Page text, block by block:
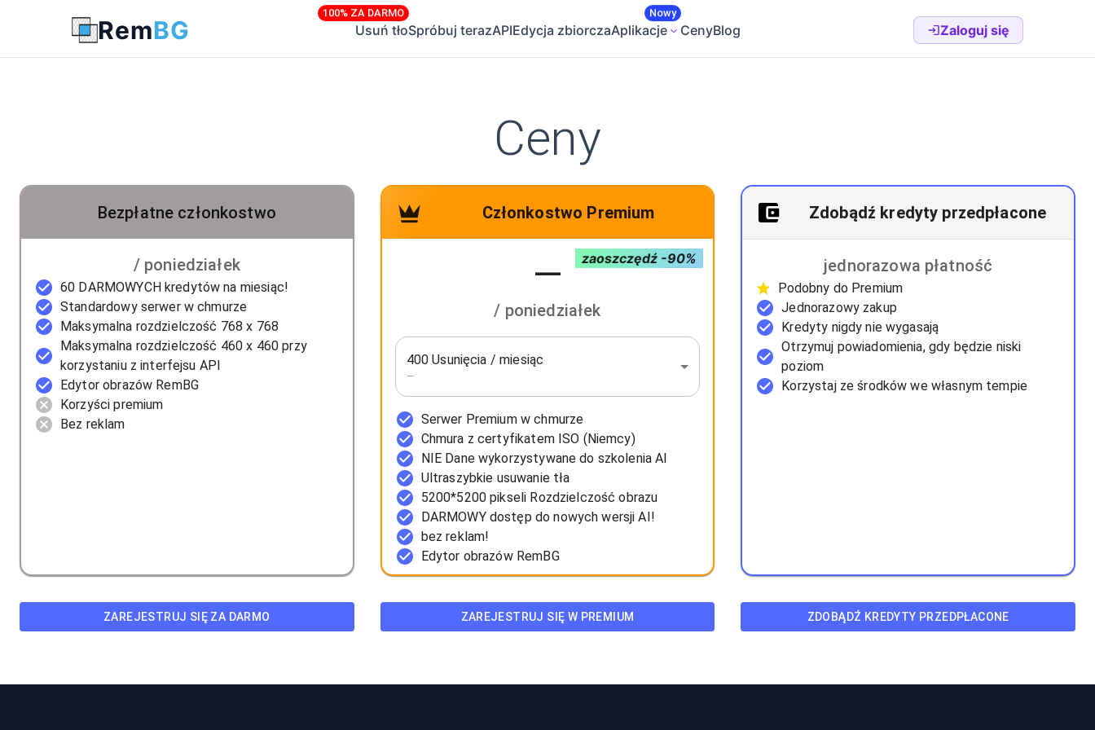
RemBG Usuń tło
100% ZA DARMO
Spróbuj terazAPIEdycja zbiorczaAplikacje
Nowy
CenyBlog Zaloguj się
Ceny
Bezpłatne członkostwo
/ poniedziałek
60 DARMOWYCH kredytów na miesiąc!
Standardowy serwer w chmurze
Maksymalna rozdzielczość 768 x 768
Maksymalna rozdzielczość 460 x 460 przy
korzystaniu z interfejsu API
Edytor obrazów RemBG
Korzyści premium
Bez reklam
ZAREJESTRUJ SIĘ ZA DARMO
Członkostwo Premium
—
/ poniedziałek
zaoszczędź -90%
400 Usunięcia / miesiąc
—
Serwer Premium w chmurze
Chmura z certyfikatem ISO (Niemcy)
NIE Dane wykorzystywane do szkolenia AI
Ultraszybkie usuwanie tła
5200*5200 pikseli Rozdzielczość obrazu
DARMOWY dostęp do nowych wersji AI!
bez reklam!
Edytor obrazów RemBG
ZAREJESTRUJ SIĘ W PREMIUM
Zdobądź kredyty przedpłacone
jednorazowa płatność
Podobny do Premium
Jednorazowy zakup
Kredyty nigdy nie wygasają
Otrzymuj powiadomienia, gdy będzie niski
poziom
Korzystaj ze środków we własnym tempie
ZDOBĄDŹ KREDYTY PRZEDPŁACONE